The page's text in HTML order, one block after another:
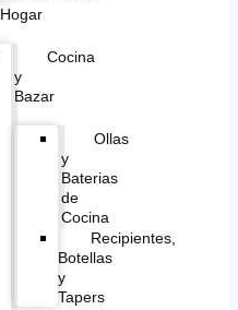
Hogar
Cocina
y
Bazar
Ollas
y
Baterias
de
Cocina
Recipientes,
Botellas
y
Tapers